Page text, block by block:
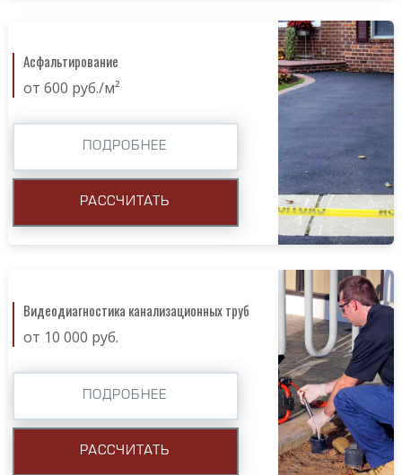
Асфальтирование
от 600 руб./м²
ПОДРОБНЕЕ
РАССЧИТАТЬ
Видеодиагностика канализационных труб
от 10 000 руб.
ПОДРОБНЕЕ
РАССЧИТАТЬ